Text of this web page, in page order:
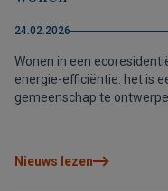
24.02.2026
Wonen in een
energie-efficiëntie: het is
gemeenschap te
duurzaamheid omzetten
Nieuws lezen